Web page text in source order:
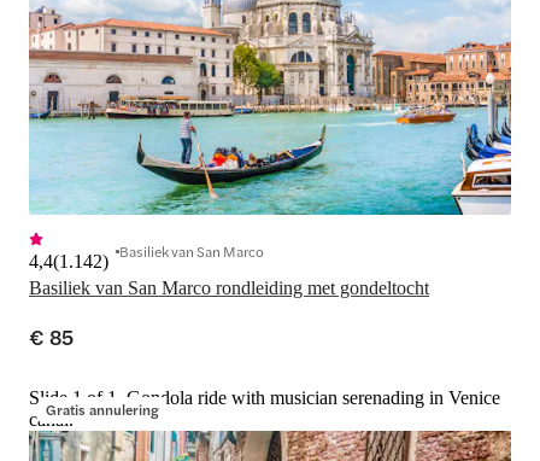
Basiliek van San Marco rondleiding met gondeltocht
4,4(1.142) Basiliek van San Marco
€ 85
Gratis annulering
Slide 1 of 1, Gondola ride with musician serenading in Venice
canal.